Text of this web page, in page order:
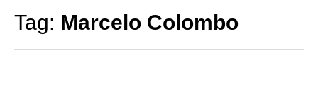
Tag: Marcelo Colombo